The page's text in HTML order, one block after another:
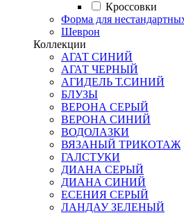
Кроссовки
Форма для
Шеврон
Коллекции
АГАТ СИНИЙ
АГАТ ЧЕРНЫЙ
АГИДЕЛЬ Т.СИНИЙ
БЛУЗЫ
ВЕРОНА СЕРЫЙ
ВЕРОНА СИНИЙ
ВОДОЛАЗКИ
ВЯЗАНЫЙ ТРИКОТАЖ
ГАЛСТУКИ
ДИАНА СЕРЫЙ
ДИАНА СИНИЙ
ЕСЕНИЯ СЕРЫЙ
ЛАНДАУ ЗЕЛЕНЫЙ